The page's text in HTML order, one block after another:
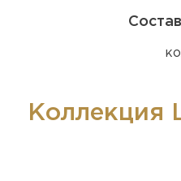
Коллекция